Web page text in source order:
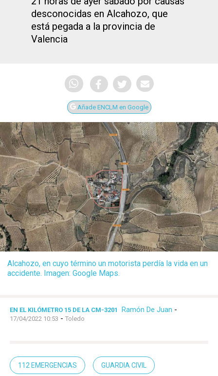
desconocidas en Alcahozo, que
está pegada a la provincia de
Valencia
Añade ENCLM en Google
Alcahozo, en cuyo término un motorista perdía la vida en un
accidente. Imagen: Google Maps.
EN EL KILÓMETRO 15 DE LA CM-3201 Ramón De Juan -
17/04/2022 10:53 - Toledo
112 EMERGENCIAS GUARDIA CIVIL